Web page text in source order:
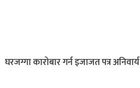
घरजग्गा कारोबार गर्न इजाजत पत्र अनिवार्य